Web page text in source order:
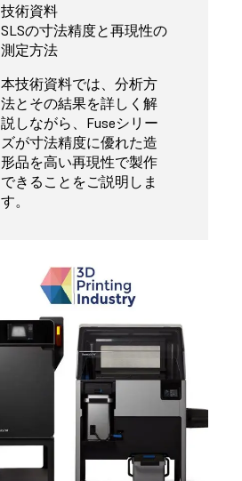
技術資料
SLSの寸法精度と再現性の
測定方法
本技術資料では、分析方
法とその結果を詳しく解
説しながら、Fuseシリー
ズが寸法精度に優れた造
形品を高い再現性で製作
できることをご説明しま
す。